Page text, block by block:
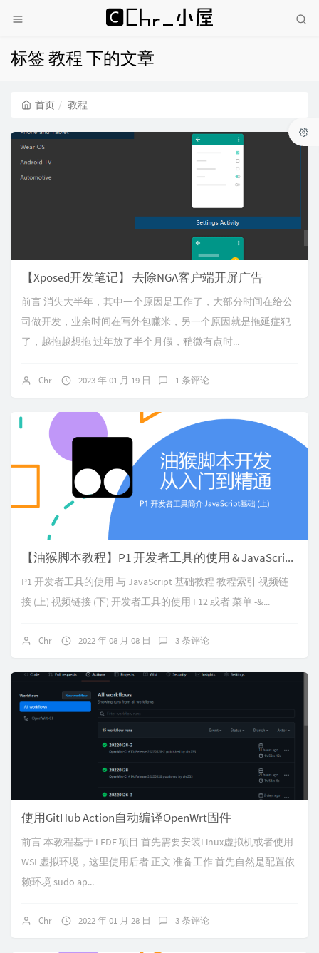
标签 教程 下的文章
首页 教程
【Xposed开发笔记】 去除NGA客户端开屏广告
前言 消失大半年，其中一个原因是工作了，大部分时间在给公
司做开发，业余时间在写外包赚米，另一个原因就是拖延症犯
了，越拖越想拖 过年放了半个月假，稍微有点时...
Chr 2023 年 01 月 19 日 1 条评论
【油猴脚本教程】P1 开发者工具的使用 & JavaScript 基础教程
P1 开发者工具的使用 与 JavaScript 基础教程 教程索引 视频链
接 (上) 视频链接 (下) 开发者工具的使用 F12 或者 菜单 -&...
Chr 2022 年 08 月 08 日 3 条评论
使用GitHub Action自动编译OpenWrt固件
前言 本教程基于 LEDE 项目 首先需要安装Linux虚拟机或者使用
WSL虚拟环境，这里使用后者 正文 准备工作 首先自然是配置依
赖环境 sudo ap...
Chr 2022 年 01 月 28 日 3 条评论